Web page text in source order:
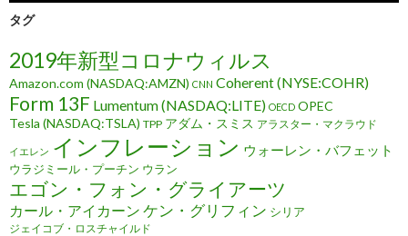
タグ
2019年新型コロナウィルス
Amazon.com (NASDAQ:AMZN) CNN Coherent (NYSE:COHR)
Form 13F Lumentum (NASDAQ:LITE) OECD OPEC
Tesla (NASDAQ:TSLA) TPP アダム・スミス アラスター・マクラウド
イエレン インフレーション ウォーレン・バフェット
ウラジミール・プーチン ウラン
エゴン・フォン・グライアーツ
カール・アイカーン ケン・グリフィン シリア
ジェイコブ・ロスチャイルド